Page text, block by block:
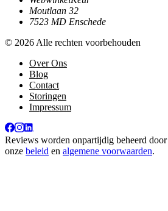
Moutlaan 32
7523 MD Enschede
© 2026 Alle rechten voorbehouden
Over Ons
Blog
Contact
Storingen
Impressum
Reviews worden onpartijdig beheerd door
onze beleid en algemene voorwaarden.